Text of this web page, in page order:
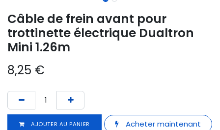
Câble de frein avant pour
trottinette électrique Dualtron
Mini 1.26m
8,25 €
AJOUTER AU PANIER Acheter maintenant